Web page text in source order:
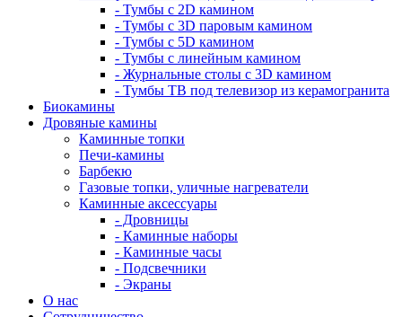
- Тумбы с 2D камином
- Тумбы с 3D паровым камином
- Тумбы с 5D камином
- Тумбы с линейным камином
- Журнальные столы с 3D камином
- Тумбы ТВ под телевизор из керамогранита
Биокамины
Дровяные камины
Каминные топки
Печи-камины
Барбекю
Газовые топки, уличные нагреватели
Каминные аксессуары
- Дровницы
- Каминные наборы
- Каминные часы
- Подсвечники
- Экраны
О нас